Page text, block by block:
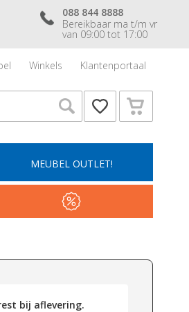
088 844 8888
Bereikbaar ma t/m vr
van 09:00 tot 17:00
Winkels Klantenportaal
MEUBEL OUTLET!
bij aflevering.